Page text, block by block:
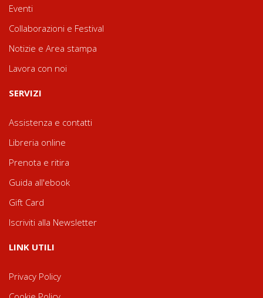
Eventi
Collaborazioni e Festival
Notizie e Area stampa
Lavora con noi
SERVIZI
Assistenza e contatti
Libreria online
Prenota e ritira
Guida all'ebook
Gift Card
Iscriviti alla Newsletter
LINK UTILI
Privacy Policy